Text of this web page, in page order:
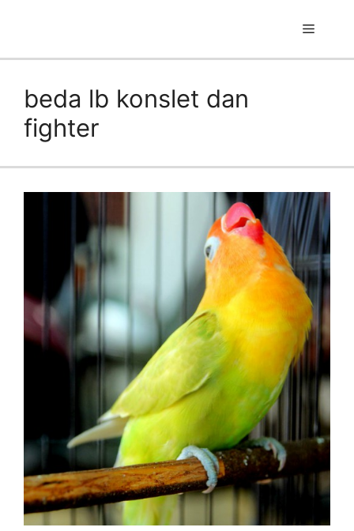
Menu
beda lb konslet dan
fighter